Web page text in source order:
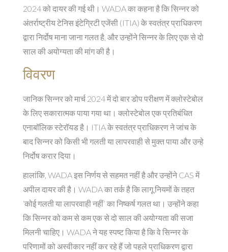
2024 को दायर की गई थी। WADA का कहना है कि सिन्नर को
अंतर्राष्ट्रीय टेनिस इंटेग्रिटी एजेंसी (ITIA) के स्वतंत्र प्राधिकरण
द्वारा निर्दोष माना जाना गलत है, और उन्होंने सिन्नर के लिए एक से दो
साल की अयोग्यता की मांग की है।
विवरण
जानिक सिन्नर को मार्च 2024 में दो बार डोप परीक्षण में क्लोस्टेबोल
के लिए सकारात्मक पाया गया था। क्लोस्टेबोल एक प्रतिबंधित
एनाबॉलिक स्टेरॉयड है। ITIA के स्वतंत्र प्राधिकरण ने जांच के
बाद सिन्नर को किसी भी गलती या लापरवाही से मुक्त पाया और उन्हे
निर्दोष करार दिया।
हालांकि, WADA इस निर्णय से सहमत नहीं है और उन्होंने CAS में
अपील दायर की है। WADA का तर्क है कि लागू नियमों के तहत
‘कोई गलती या लापरवाही नहीं’ का निष्कर्ष गलत था। उन्होंने कहा
कि सिन्नर को कम से कम एक से दो साल की अयोग्यता की सजा
मिलनी चाहिए। WADA ने यह स्पष्ट किया है कि वे सिन्नर के
परिणामों को अस्वीकार नहीं कर रहे हैं जो पहले प्राधिकरण द्वारा